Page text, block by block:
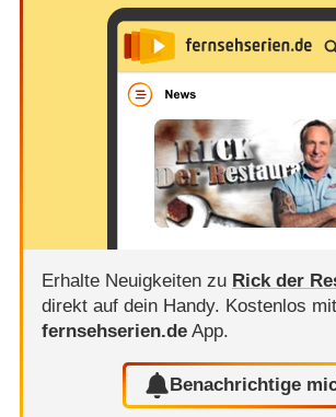
Erhalte Neuigkeiten zu Rick der
direkt auf dein Handy. Kostenlos
fernsehserien.deApp.
Benachrichtige